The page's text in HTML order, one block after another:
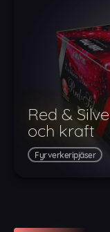
Red &
och kraft
Fyrverkeripjäser